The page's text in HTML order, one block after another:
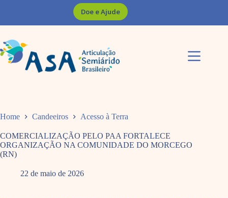
Doe e Ajude
Home Candeeiros Acesso à Terra
COMERCIALIZAÇÃO PELO PAA FORTALECE
ORGANIZAÇÃO NA COMUNIDADE DO MORCEGO
(RN)
22 de maio de 2026